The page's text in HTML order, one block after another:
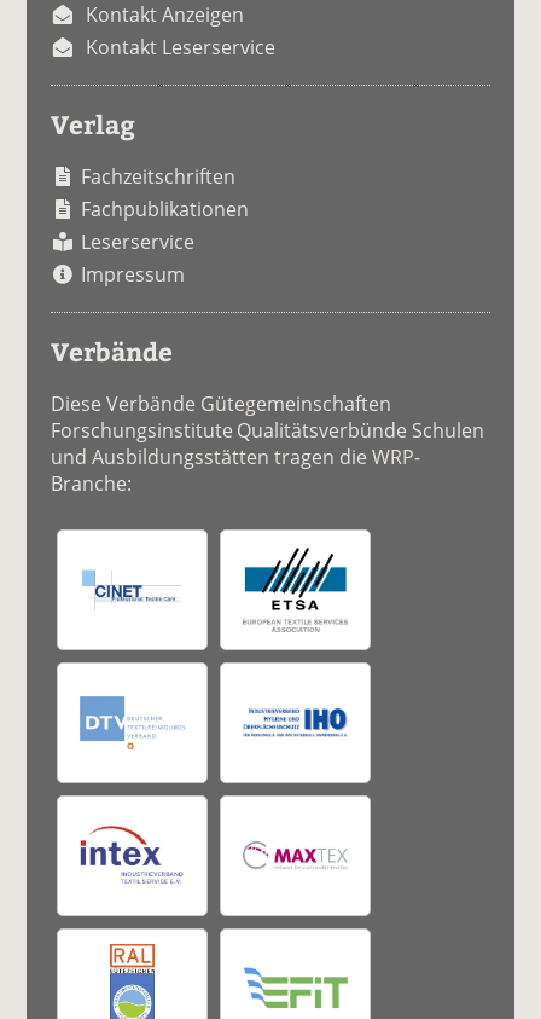
Kontakt Anzeigen
Kontakt Leserservice
Verlag
Fachzeitschriften
Fachpublikationen
Leserservice
Impressum
Verbände
Diese Verbände Gütegemeinschaften
Forschungsinstitute Qualitätsverbünde Schulen
und Ausbildungsstätten tragen die WRP-
Branche: